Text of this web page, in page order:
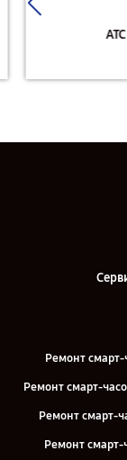
АТС
Ремонт смарт-
Ремонт смарт-
Ремонт смарт-
Ремонт смарт-